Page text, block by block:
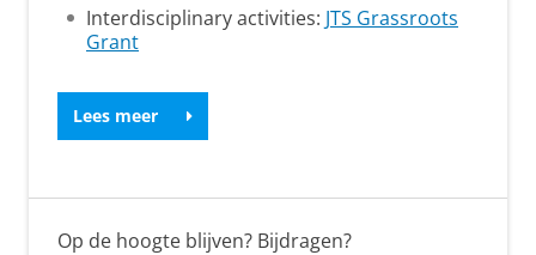
Interdisciplinary activities: JTS Grassroots
Grant
Lees meer
Op de hoogte blijven? Bijdragen?